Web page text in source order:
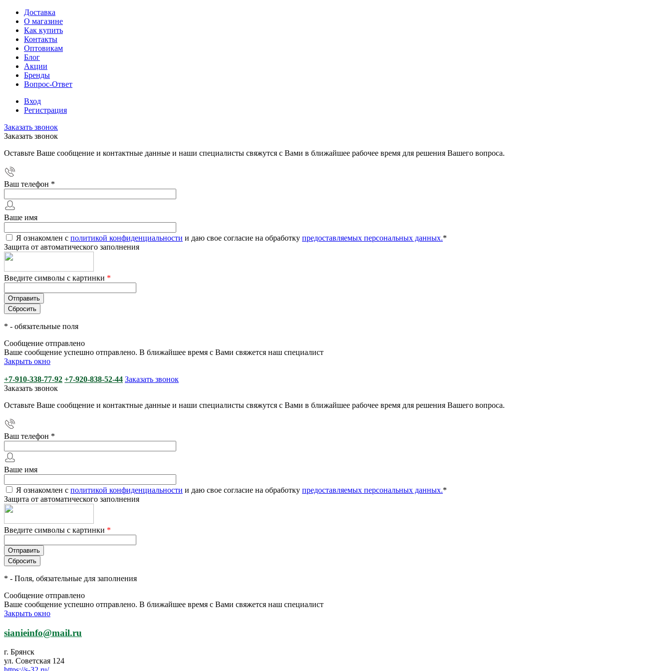
Доставка
О магазине
Как купить
Контакты
Оптовикам
Блог
Акции
Бренды
Вопрос-Ответ
Вход
Регистрация
Заказать звонок
Заказать звонок
Оставьте Ваше сообщение и контактные данные и наши специалисты свяжутся с Вами в ближайшее рабочее время для решения Вашего вопроса.
Ваш телефон *
Ваше имя
Я ознакомлен с политикой конфиденциальности и даю свое согласие на обработку предоставляемых персональных данных.*
Защита от автоматического заполнения
Введите символы с картинки *
* - обязательные поля
Сообщение отправлено
Ваше сообщение успешно отправлено. В ближайшее время с Вами свяжется наш специалист
Закрыть окно
+7-910-338-77-92 +7-920-838-52-44 Заказать звонок
Заказать звонок
Оставьте Ваше сообщение и контактные данные и наши специалисты свяжутся с Вами в ближайшее рабочее время для решения Вашего вопроса.
Ваш телефон *
Ваше имя
Я ознакомлен с политикой конфиденциальности и даю свое согласие на обработку предоставляемых персональных данных.*
Защита от автоматического заполнения
Введите символы с картинки *
* - Поля, обязательные для заполнения
Сообщение отправлено
Ваше сообщение успешно отправлено. В ближайшее время с Вами свяжется наш специалист
Закрыть окно
sianieinfo@mail.ru
г. Брянск
ул. Советская 124